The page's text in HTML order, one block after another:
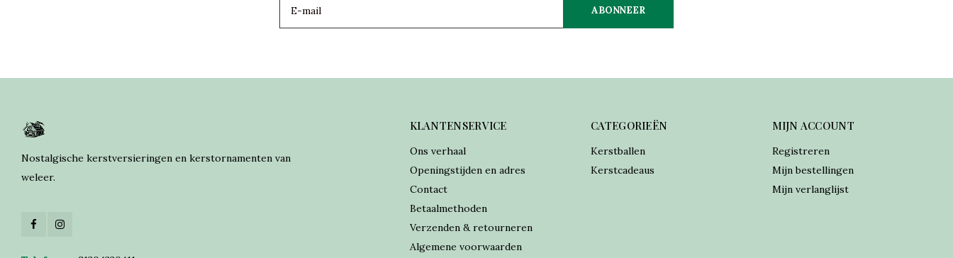
ABONNEER
Nostalgische kerstversieringen en kerstornamenten van
weleer.
KLANTENSERVICE
Ons verhaal
Openingstijden en adres
Contact
Betaalmethoden
Verzenden & retourneren
Algemene voorwaarden
CATEGORIEËN
Kerstballen
Kerstcadeaus
MIJN ACCOUNT
Registreren
Mijn bestellingen
Mijn verlanglijst